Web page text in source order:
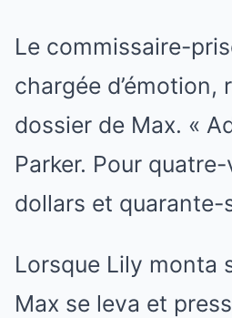
Le commissaire-
chargée d’émotion,
dossier de Max. «
Parker. Pour
dollars et quarante-
Lorsque Lily monta
Max se leva et